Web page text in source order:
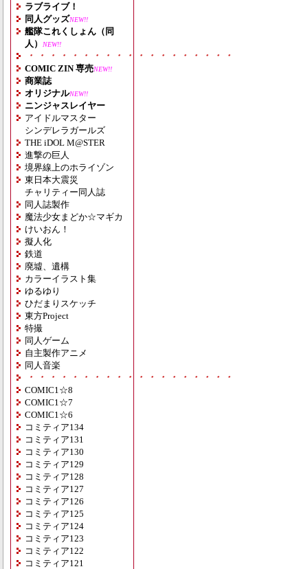
ラブライブ！
同人グッズNEW!!
艦隊これくしょん（同
人）
NEW!!
・・・・・・・・・・・・・・・・・・・
COMIC ZIN 専売NEW!!
商業誌
オリジナルNEW!!
ニンジャスレイヤー
アイドルマスター
シンデレラガールズ
THE iDOL M@STER
進撃の巨人
境界線上のホライゾン
東日本大震災
チャリティー同人誌
同人誌製作
魔法少女まどか☆マギカ
けいおん！
擬人化
鉄道
廃墟、遺構
カラーイラスト集
ゆるゆり
ひだまりスケッチ
東方Project
特撮
同人ゲーム
自主製作アニメ
同人音楽
・・・・・・・・・・・・・・・・・・・
COMIC1☆8
COMIC1☆7
COMIC1☆6
コミティア134
コミティア131
コミティア130
コミティア129
コミティア128
コミティア127
コミティア126
コミティア125
コミティア124
コミティア123
コミティア122
コミティア121